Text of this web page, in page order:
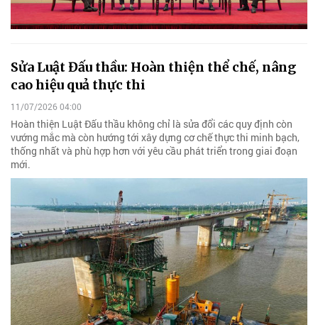
Sửa Luật Đấu thầu: Hoàn thiện thể chế, nâng
cao hiệu quả thực thi
11/07/2026 04:00
Hoàn thiện Luật Đấu thầu không chỉ là sửa đổi các quy định còn
vướng mắc mà còn hướng tới xây dựng cơ chế thực thi minh bạch,
thống nhất và phù hợp hơn với yêu cầu phát triển trong giai đoạn
mới.